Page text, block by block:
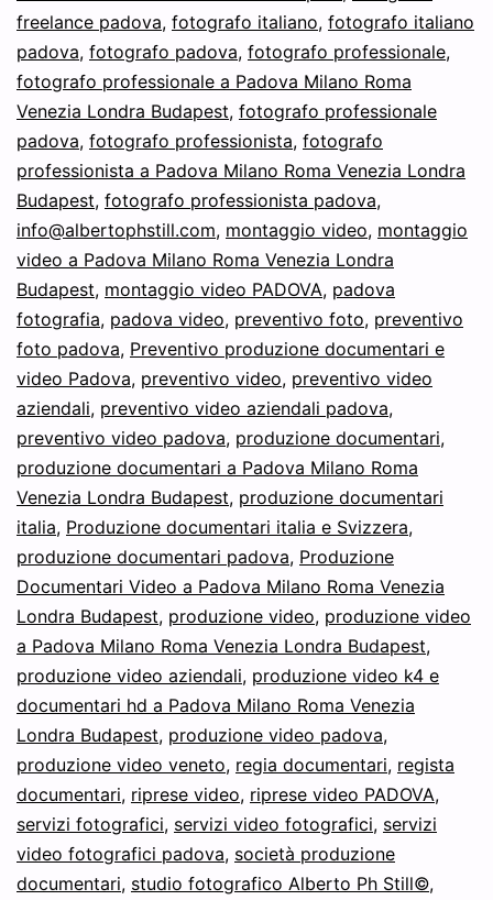
freelance padova, fotografo italiano, fotografo italiano
padova, fotografo padova, fotografo professionale,
fotografo professionale a Padova Milano Roma
Venezia Londra Budapest, fotografo professionale
padova, fotografo professionista, fotografo
professionista a Padova Milano Roma Venezia Londra
Budapest, fotografo professionista padova,
info@albertophstill.com, montaggio video, montaggio
video a Padova Milano Roma Venezia Londra
Budapest, montaggio video PADOVA, padova
fotografia, padova video, preventivo foto, preventivo
foto padova, Preventivo produzione documentari e
video Padova, preventivo video, preventivo video
aziendali, preventivo video aziendali padova,
preventivo video padova, produzione documentari,
produzione documentari a Padova Milano Roma
Venezia Londra Budapest, produzione documentari
italia, Produzione documentari italia e Svizzera,
produzione documentari padova, Produzione
Documentari Video a Padova Milano Roma Venezia
Londra Budapest, produzione video, produzione video
a Padova Milano Roma Venezia Londra Budapest,
produzione video aziendali, produzione video k4 e
documentari hd a Padova Milano Roma Venezia
Londra Budapest, produzione video padova,
produzione video veneto, regia documentari, regista
documentari, riprese video, riprese video PADOVA,
servizi fotografici, servizi video fotografici, servizi
video fotografici padova, società produzione
documentari, studio fotografico Alberto Ph Still©,